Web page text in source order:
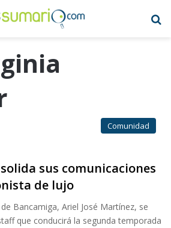
Comunidad
sus comunicaciones
de lujo
Bancamiga, Ariel José Martínez, se
que conducirá la segunda temporada